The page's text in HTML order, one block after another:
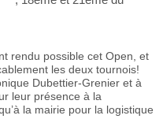
rendu possible cet Open, et
les deux tournois!
Dubettier-Grenier et à
leur présence à la
la mairie pour la logistique